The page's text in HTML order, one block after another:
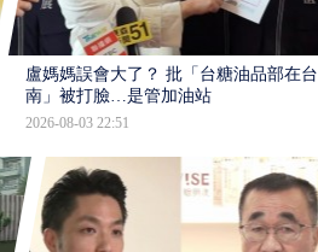
盧媽媽誤會大了？ 批「台糖油品部在台
南」被打臉…是管加油站
2026-08-03 22:51